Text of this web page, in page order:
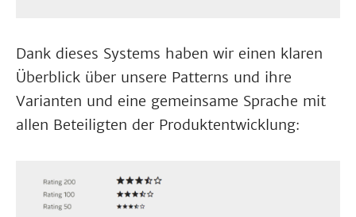
Dank dieses Systems haben wir einen klaren
Überblick über unsere Patterns und ihre
Varianten und eine gemeinsame Sprache mit
allen Beteiligten der Produktentwicklung: